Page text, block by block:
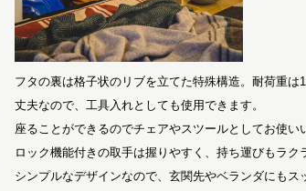
フタの裏は格子状のリブを立てた特殊構造。耐荷重は
丈夫なので、工具入れとしても使用できます。
座ることができるのでチェアやスツールとしてお使い
ロック機能付きの取手は握りやすく、持ち運びもラク
シンプルなデザインなので、玄関先やベランダにもス